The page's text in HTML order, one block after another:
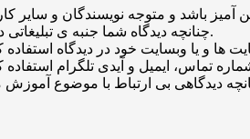
چنانچه دیدگاه شما جنبه ی تبلیغاتی داشته باشد تایید نخواهد شد.